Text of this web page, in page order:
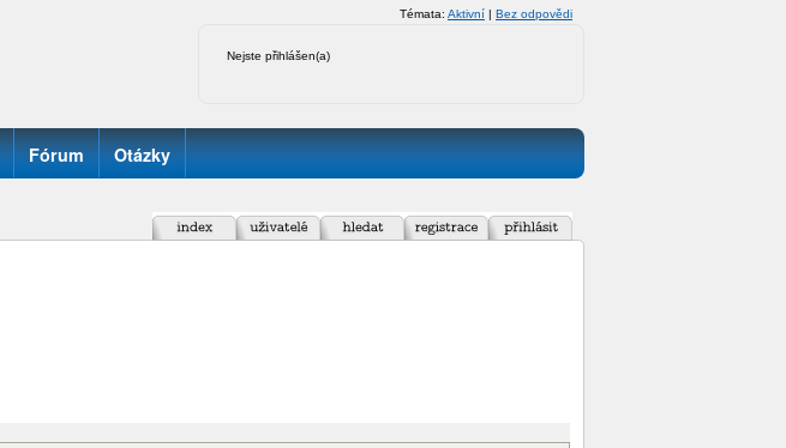
Nejste přihlášen(a)
Témata: Aktivní | Bez odpovědi
Fórum Otázky